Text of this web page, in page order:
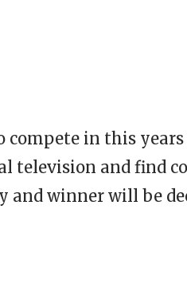
compete in this years
television and find
and winner will be